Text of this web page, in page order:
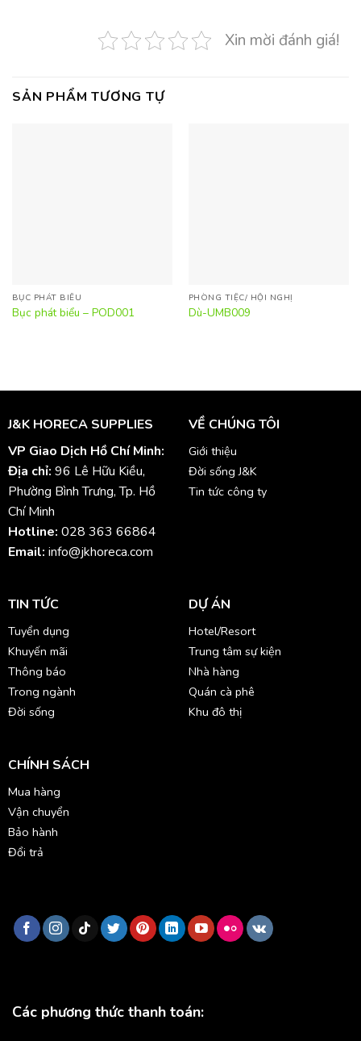
Xin mời đánh giá!
SẢN PHẨM TƯƠNG TỰ
BỤC PHÁT BIỂU
Bục phát biểu – POD001
PHÒNG TIỆC/ HỘI NGHỊ
Dù-UMB009
J&K HORECA SUPPLIES
VP Giao Dịch Hồ Chí Minh:
Địa chỉ: 96 Lê Hữu Kiều,
Phường Bình Trưng, Tp. Hồ
Chí Minh
Hotline: 028 363 66864
Email: info@jkhoreca.com
VỀ CHÚNG TÔI
Giới thiệu
Đời sống J&K
Tin tức công ty
TIN TỨC
Tuyển dụng
Khuyến mãi
Thông báo
Trong ngành
Đời sống
DỰ ÁN
Hotel/Resort
Trung tâm sự kiện
Nhà hàng
Quán cà phê
Khu đô thị
CHÍNH SÁCH
Mua hàng
Vận chuyển
Bảo hành
Đổi trả
Các phương thức thanh toán: